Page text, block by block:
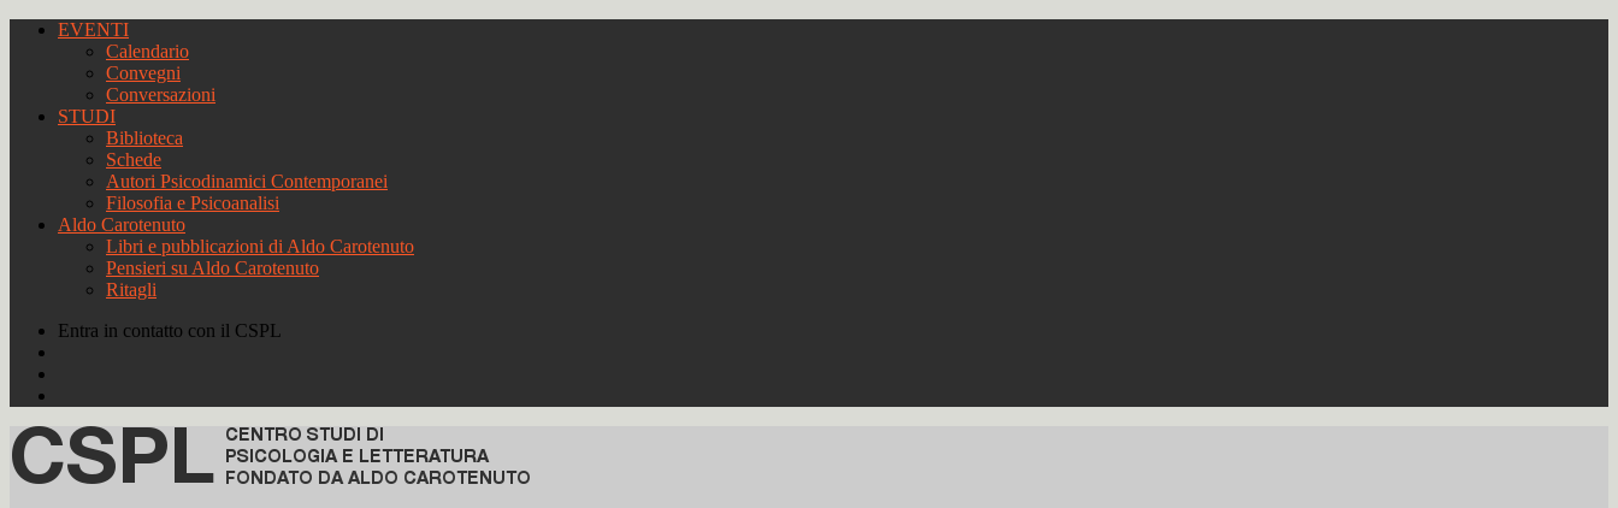
EVENTI
Calendario
Convegni
Conversazioni
STUDI
Biblioteca
Schede
Autori Psicodinamici Contemporanei
Filosofia e Psicoanalisi
Aldo Carotenuto
Libri e pubblicazioni di Aldo Carotenuto
Pensieri su Aldo Carotenuto
Ritagli
Entra in contatto con il CSPL